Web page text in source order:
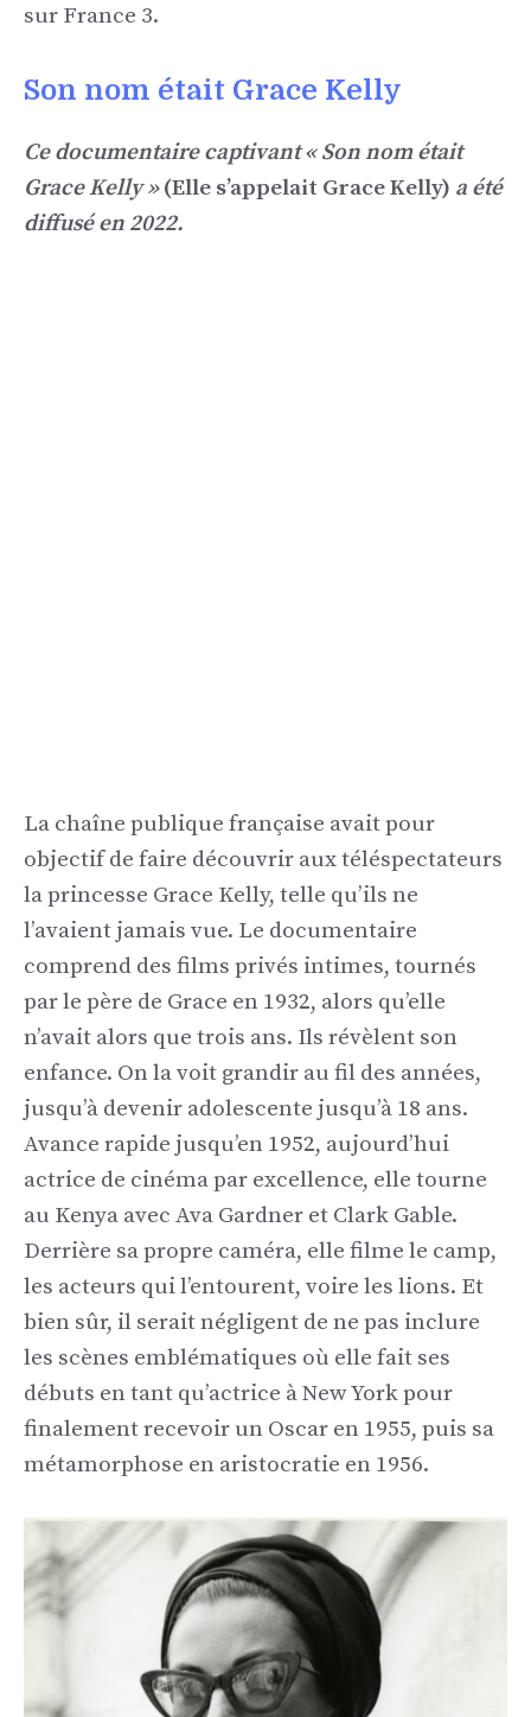
sur France 3.
Son nom était Grace Kelly
Ce documentaire captivant « Son nom était
Grace Kelly »(Elle s’appelait Grace Kelly) a été
diffusé en 2022.
La chaîne publique française avait pour
objectif de faire découvrir aux téléspectateurs
la princesse Grace Kelly, telle qu’ils ne
l’avaient jamais vue. Le documentaire
comprend des films privés intimes, tournés
par le père de Grace en 1932, alors qu’elle
n’avait alors que trois ans. Ils révèlent son
enfance. On la voit grandir au fil des années,
jusqu’à devenir adolescente jusqu’à 18 ans.
Avance rapide jusqu’en 1952, aujourd’hui
actrice de cinéma par excellence, elle tourne
au Kenya avec Ava Gardner et Clark Gable.
Derrière sa propre caméra, elle filme le camp,
les acteurs qui l’entourent, voire les lions. Et
bien sûr, il serait négligent de ne pas inclure
les scènes emblématiques où elle fait ses
débuts en tant qu’actrice à New York pour
finalement recevoir un Oscar en 1955, puis sa
métamorphose en aristocratie en 1956.